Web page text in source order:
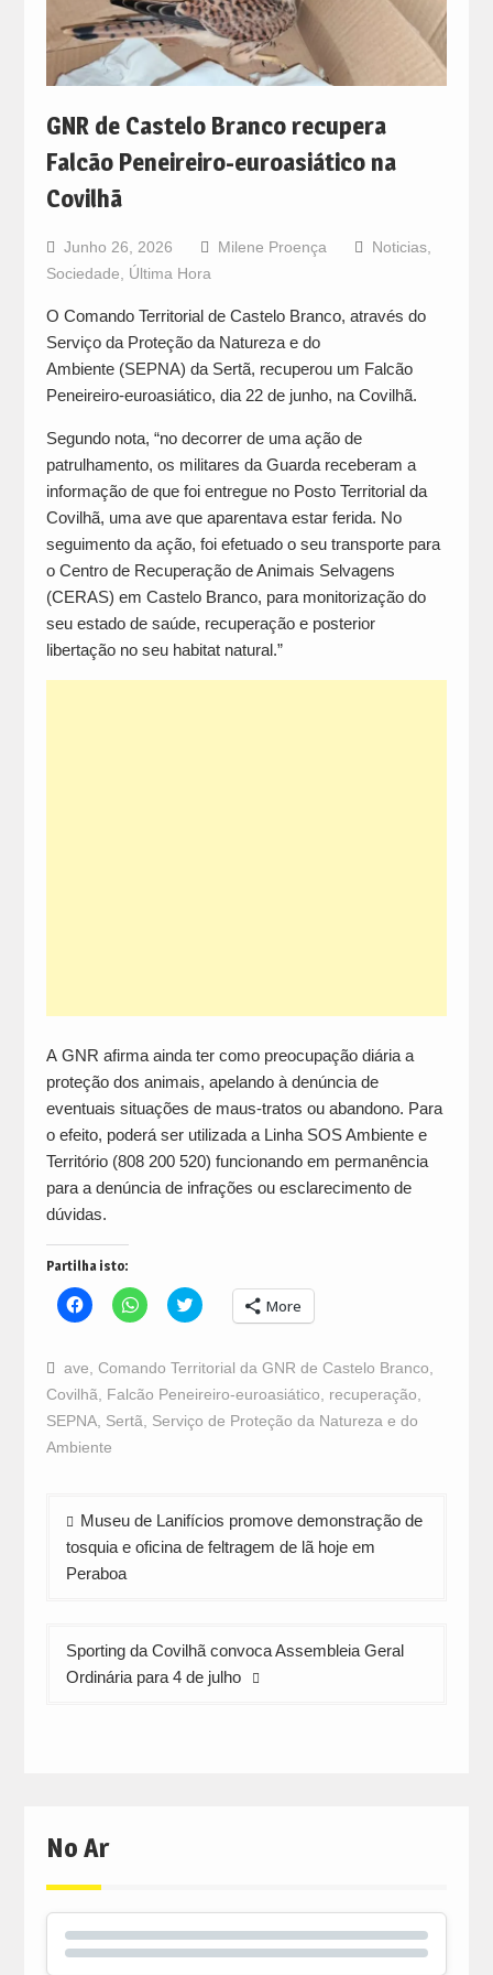
GNR de Castelo Branco recupera
Falcão Peneireiro-euroasiático na
Covilhã
Junho 26, 2026 Milene Proença Noticias,
Sociedade
Última Hora
O Comando Territorial de Castelo Branco, através do
Serviço da Proteção da Natureza e do
Ambiente (SEPNA) da Sertã, recuperou um Falcão
Peneireiro-euroasiático, dia 22 de junho, na Covilhã.
Segundo nota, “no decorrer de uma ação de
patrulhamento, os militares da Guarda receberam a
informação de que foi entregue no Posto Territorial da
Covilhã, uma ave que aparentava estar ferida. No
seguimento da ação, foi efetuado o seu transporte para
o Centro de Recuperação de Animais Selvagens
(CERAS) em Castelo Branco, para monitorização do
seu estado de saúde, recuperação e posterior
libertação no seu habitat natural.”
A GNR afirma ainda ter como preocupação diária a
proteção dos animais, apelando à denúncia de
eventuais situações de maus-tratos ou abandono. Para
o efeito, poderá ser utilizada a Linha SOS Ambiente e
Território (808 200 520) funcionando em permanência
para a denúncia de infrações ou esclarecimento de
dúvidas.
Partilha isto:
Click
to
Facebook
(Opens
in
new
window)
Click
to
WhatsApp
(Opens
in
new
window)
Click
to
Twitter
(Opens
in
new
window)
More
ave Comando Territorial da GNR de Castelo Branco
Covilhã
Falcão Peneireiro-euroasiático recuperação
SEPNA, Sertã
Serviço de Proteção da Natureza e do
Ambiente
Navegação
de
artigos
Museu de Lanifícios promove demonstração de
tosquia e oficina de feltragem de lã hoje em
Peraboa
Sporting da Covilhã convoca Assembleia Geral
Ordinária para 4 de julho
No Ar